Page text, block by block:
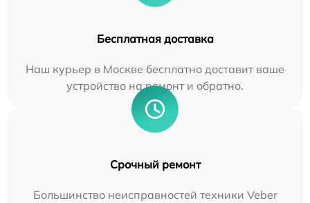
Бесплатная доставка
Наш курьер в Москве бесплатно доставит ваше
устройство на ремонт и обратно.
Срочный ремонт
Большинство неисправностей техники Veber